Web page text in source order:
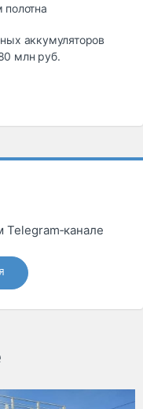
полотна
аккумуляторов
млн руб.